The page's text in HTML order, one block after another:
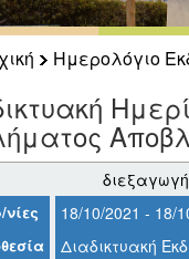
Ημερολόγιο
διεξαγωγή
18/10/2021 - 18/
Διαδικτυακή